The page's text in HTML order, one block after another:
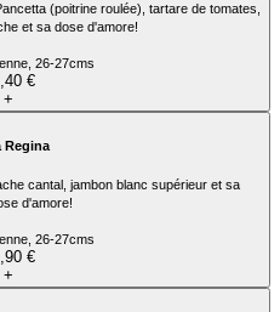
(poitrine roulée), tartare de tomates,
et sa dose d'amore!
26-27cms
€
+
Regina
cantal, jambon blanc supérieur et sa
d'amore!
26-27cms
€
+